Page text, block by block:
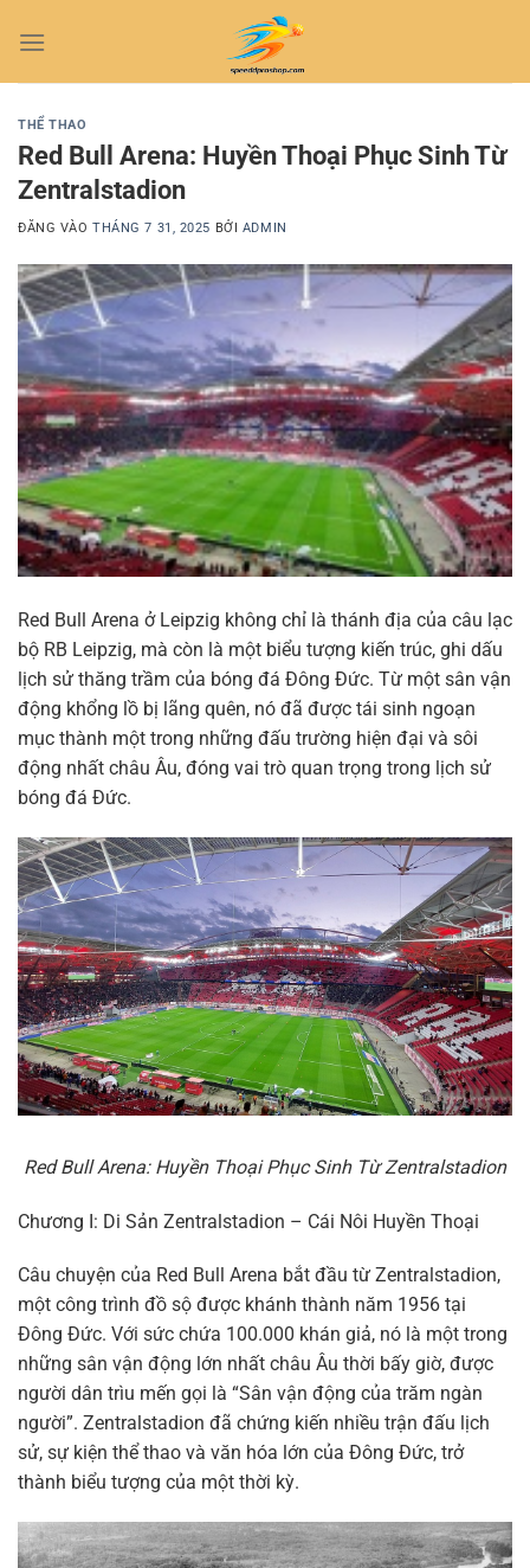
qua
THỂ THAO
Red Bull Arena: Huyền Thoại Phục Sinh Từ
Zentralstadion
ĐĂNG VÀOTHÁNG 7 31, 2025 BỞI ADMIN
Red Bull Arena ở Leipzig không chỉ là thánh địa của câu lạc
bộ RB Leipzig, mà còn là một biểu tượng kiến trúc, ghi dấu
lịch sử thăng trầm của bóng đá Đông Đức. Từ một sân vận
động khổng lồ bị lãng quên, nó đã được tái sinh ngoạn
mục thành một trong những đấu trường hiện đại và sôi
động nhất châu Âu, đóng vai trò quan trọng trong lịch sử
bóng đá Đức.
Red Bull Arena: Huyền Thoại Phục Sinh Từ Zentralstadion
Chương I: Di Sản Zentralstadion – Cái Nôi Huyền Thoại
Câu chuyện của Red Bull Arena bắt đầu từ Zentralstadion,
một công trình đồ sộ được khánh thành năm 1956 tại
Đông Đức. Với sức chứa 100.000 khán giả, nó là một trong
những sân vận động lớn nhất châu Âu thời bấy giờ, được
người dân trìu mến gọi là “Sân vận động của trăm ngàn
người”. Zentralstadion đã chứng kiến nhiều trận đấu lịch
sử, sự kiện thể thao và văn hóa lớn của Đông Đức, trở
thành biểu tượng của một thời kỳ.